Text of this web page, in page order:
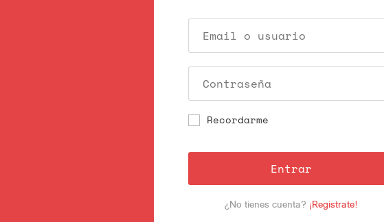
Recordarme
Entrar
¿No tienes cuenta? ¡Registrate!